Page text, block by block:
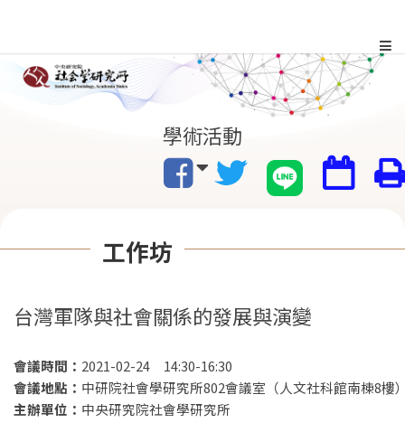
到
學術活動
工作坊
台灣軍隊與社會關係的發展與演變
會議時間： 2021-02-24 14:30-16:30
會議地點： 中研院社會學研究所802會議室（人文社科館南棟8樓
主辦單位： 中央研究院社會學研究所